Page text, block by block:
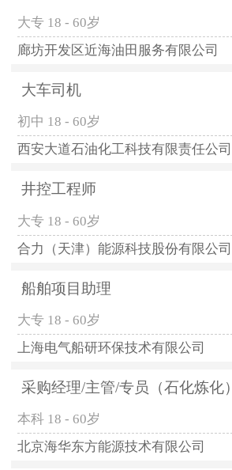
大专 18 - 60岁
廊坊开发区近海油田服务有限公司
大车司机
初中 18 - 60岁
西安大道石油化工科技有限责任公司
井控工程师
大专 18 - 60岁
合力（天津）能源科技股份有限公司
船舶项目助理
大专 18 - 60岁
上海电气船研环保技术有限公司
采购经理/主管/专员（石化炼化）
本科 18 - 60岁
北京海华东方能源技术有限公司